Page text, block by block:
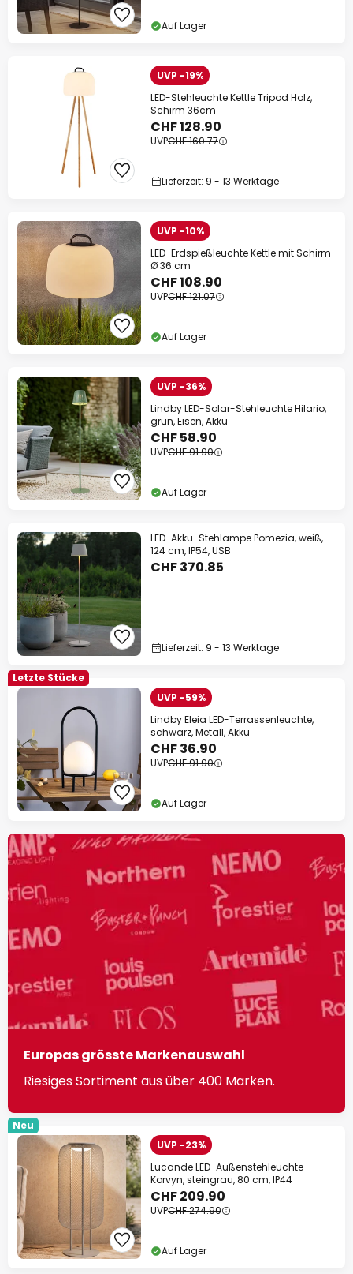
Auf Lager
UVP -19%
LED-Stehleuchte Kettle Tripod Holz,
Schirm 36cm
CHF 128.90
UVPCHF 160.77
Lieferzeit: 9 - 13 Werktage
UVP -10%
LED-Erdspießleuchte Kettle mit Schirm
Ø 36 cm
CHF 108.90
UVPCHF 121.07
Auf Lager
UVP -36%
Lindby LED-Solar-Stehleuchte Hilario,
grün, Eisen, Akku
CHF 58.90
UVPCHF 91.90
Auf Lager
LED-Akku-Stehlampe Pomezia, weiß,
124 cm, IP54, USB
CHF 370.85
Lieferzeit: 9 - 13 Werktage
Letzte Stücke
UVP -59%
Lindby Eleia LED-Terrassenleuchte,
schwarz, Metall, Akku
CHF 36.90
UVPCHF 91.90
Auf Lager
Europas grösste Markenauswahl
Riesiges Sortiment aus über 400 Marken.
Neu
UVP -23%
Lucande LED-Außenstehleuchte
Korvyn, steingrau, 80 cm, IP44
CHF 209.90
UVPCHF 274.90
Auf Lager